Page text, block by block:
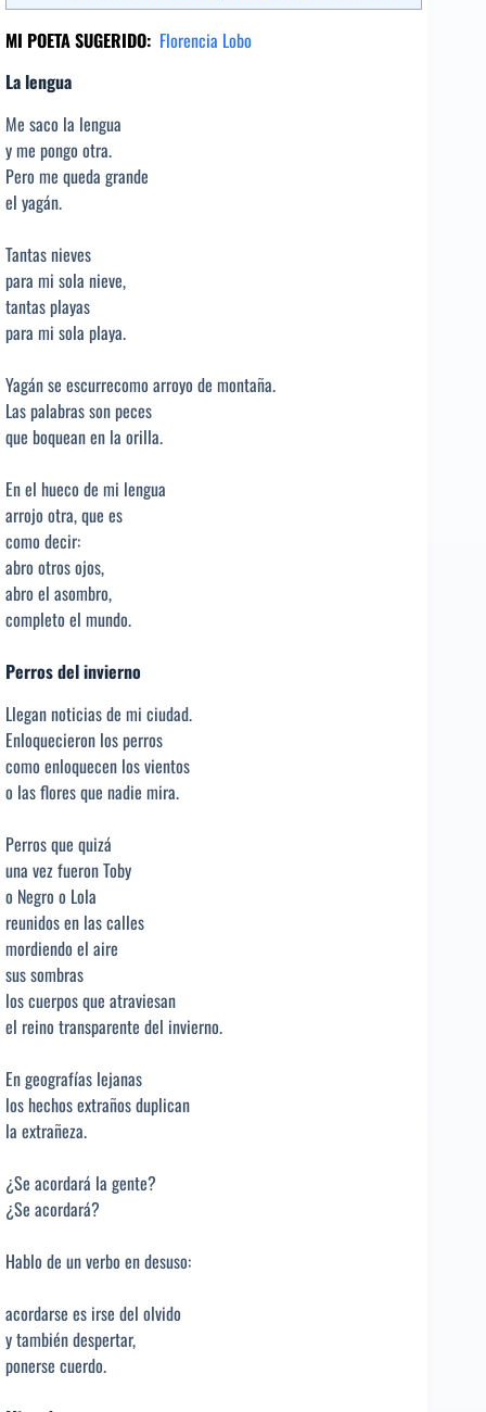
MI POETA SUGERIDO: Florencia Lobo
La lengua
Me saco la lengua
y me pongo otra.
Pero me queda grande
el yagán.
Tantas nieves
para mi sola nieve,
tantas playas
para mi sola playa.
Yagán se escurrecomo arroyo de montaña.
Las palabras son peces
que boquean en la orilla.
En el hueco de mi lengua
arrojo otra, que es
como decir:
abro otros ojos,
abro el asombro,
completo el mundo.
Perros del invierno
Llegan noticias de mi ciudad.
Enloquecieron los perros
como enloquecen los vientos
o las flores que nadie mira.
Perros que quizá
una vez fueron Toby
o Negro o Lola
reunidos en las calles
mordiendo el aire
sus sombras
los cuerpos que atraviesan
el reino transparente del invierno.
En geografías lejanas
los hechos extraños duplican
la extrañeza.
¿Se acordará la gente?
¿Se acordará?
Hablo de un verbo en desuso:
acordarse es irse del olvido
y también despertar,
ponerse cuerdo.